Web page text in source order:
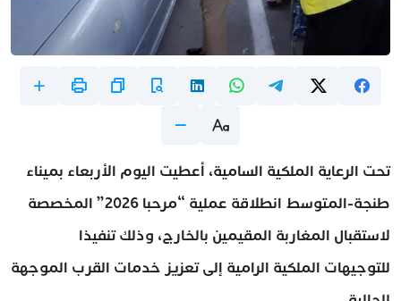
تحت الرعاية الملكية السامية، أعطيت اليوم الأربعاء بميناء
طنجة-المتوسط انطلاقة عملية “مرحبا 2026” المخصصة
لاستقبال المغاربة المقيمين بالخارج، وذلك تنفيذا
للتوجيهات الملكية الرامية إلى تعزيز خدمات القرب الموجهة